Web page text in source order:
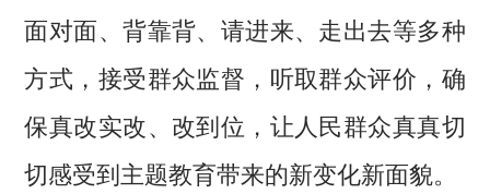
面对面、背靠背、请进来、走出去等多种
方式，接受群众监督，听取群众评价，确
保真改实改、改到位，让人民群众真真切
切感受到主题教育带来的新变化新面貌。